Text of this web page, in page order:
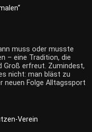
muss oder musste
– eine Tradition, die
Groß erfreut. Zumindest,
nicht: man bläst zu
neuen Folge Alltagssport
Verein